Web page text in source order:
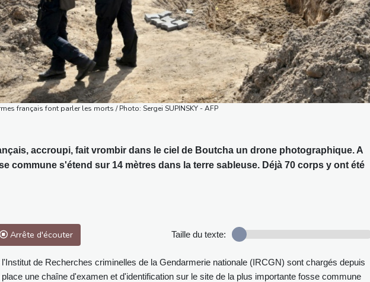
français font parler les morts / Photo: Sergei SUPINSKY - AFP
accroupi, fait vrombir dans le ciel de Boutcha un drone photographique. A
commune s'étend sur 14 mètres dans la terre sableuse. Déjà 70 corps y ont été
Arrête d'écouter Taille du texte:
de Recherches criminelles de la Gendarmerie nationale (IRCGN) sont chargés depuis
une chaîne d'examen et d'identification sur le site de la plus importante fosse commune